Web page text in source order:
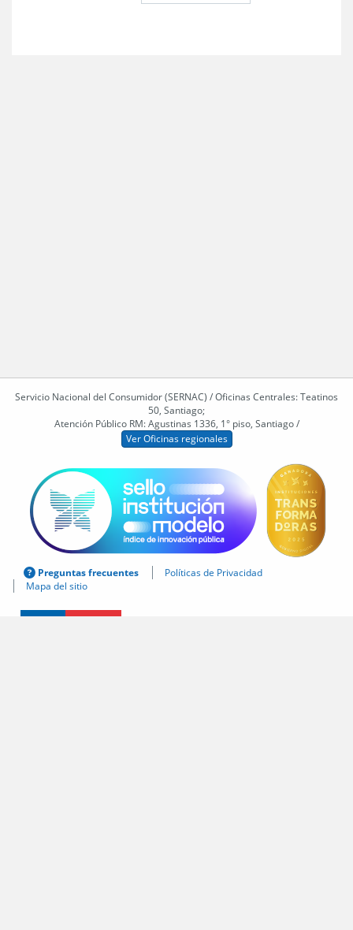
Servicio Nacional del Consumidor (SERNAC) / Oficinas Centrales: Teatinos
50, Santiago;
Atención Público RM: Agustinas 1336, 1° piso, Santiago /
Ver Oficinas regionales
Preguntas frecuentes
Políticas de Privacidad
Mapa del sitio